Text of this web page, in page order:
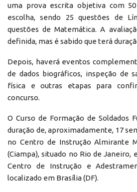
uma prova escrita objetiva com
escolha, sendo 25 questões de
questões de Matemática. A
definida, mas é sabido que terá
Depois, haverá eventos
de dados biográficos, inspeção de
física e outras etapas para
concurso.
O Curso de Formação de Soldados
duração de, aproximadamente, 17
no Centro de Instrução Almirante
(Ciampa), situado no Rio de Janeiro,
Centro de Instrução e
localizado em Brasília (DF).